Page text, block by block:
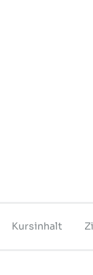
Kursinhalt